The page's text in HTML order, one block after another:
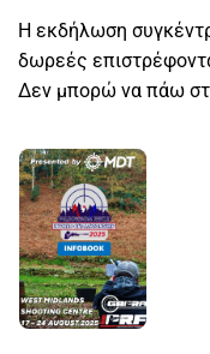
Η εκδήλωση
δωρεές
Δεν μπορώ να πάω